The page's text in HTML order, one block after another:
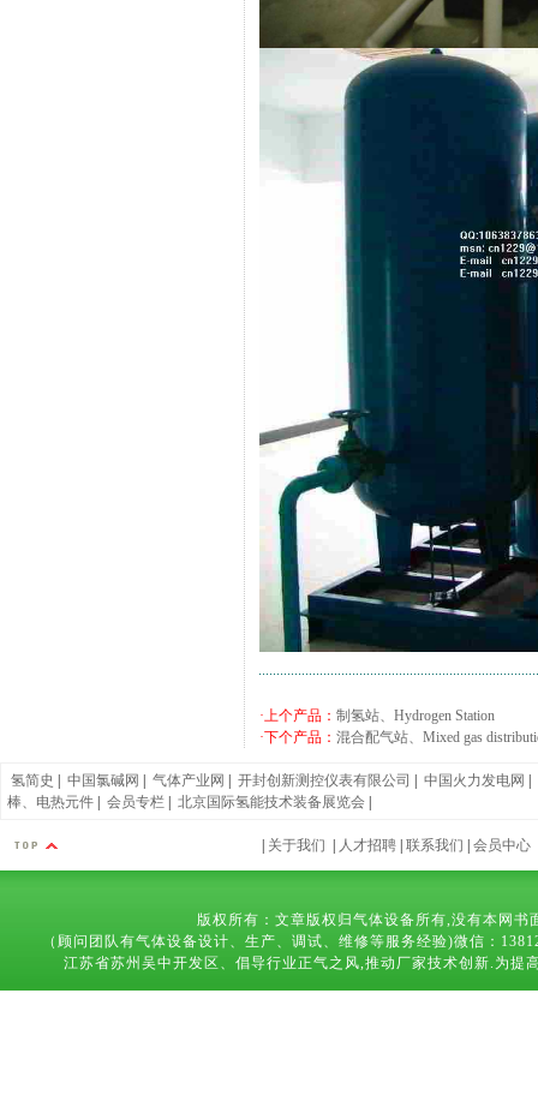
·上个产品： 制氢站、Hydrogen Station
·下个产品： 混合配气站、Mixed gas
氢简史 中国氯碱网 气体产业网 开封创新测控仪表有限公司 中国火力发电网
棒、电热元件
会员专栏 北京国际氢能技术装备展览会
关于我们 人才招聘 联系我们 会员中心
版权所有：文章版权归气体设备所有,没有本网
（顾问团队有气体设备设计、生产、调试、维修等服务经验)微信：
江苏省苏州吴中开发区、倡导行业正气之风,推动厂家技术创新.为提